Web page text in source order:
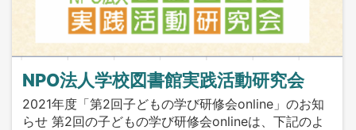
NPO法人学校図書館実践活動研究会
2021年度「第2回子どもの学び研修会online」のお知
らせ 第2回の子どもの学び研修会onlineは、下記のよ